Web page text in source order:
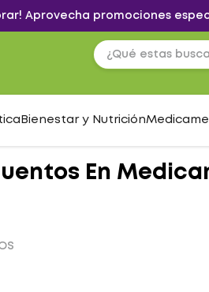
Aprovecha promociones
Bienestar y Nutrición
En